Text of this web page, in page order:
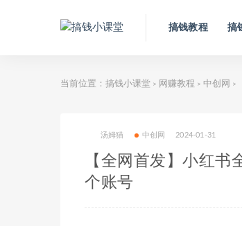
搞钱教程 搞
当前位置： 搞钱小课堂 > 网赚教程 > 中创网 >
汤姆猫 中创网 2024-01-31
【全网首发】小红
个账号